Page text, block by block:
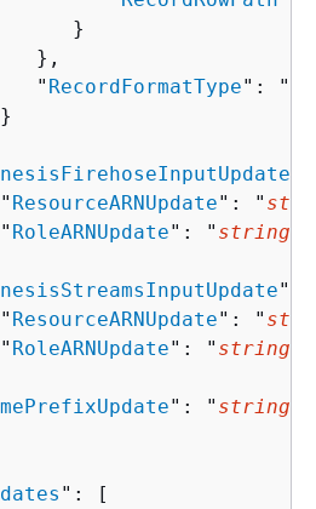
}
},
"
RecordFormatType": "
ResourceARNUpdate": "
RoleARNUpdate": " string
":
ResourceARNUpdate": "
RoleARNUpdate": " string
": " string
": [